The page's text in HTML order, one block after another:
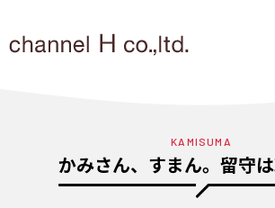
KAMISUMA
かみさん、すまん。留守は